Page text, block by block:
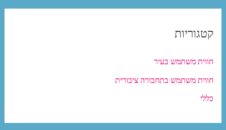
קטגוריות
חווית משתמש בעיר
חווית משתמש בתחבורה ציבורית
כללי